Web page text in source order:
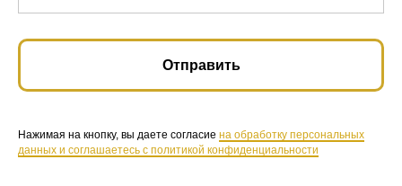
Отправить
Нажимая на кнопку, вы даете согласие на обработку персональных
данных и соглашаетесь c политикой конфиденциальности